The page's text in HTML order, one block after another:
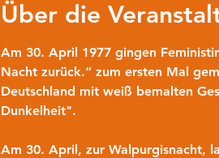
Über die
Am 30. April 1977 gingen
Nacht zurück.“ zum ersten Mal
Deutschland mit weiß bemalten
Dunkelheit".
Am 30. April, zur Walpurgisnacht,